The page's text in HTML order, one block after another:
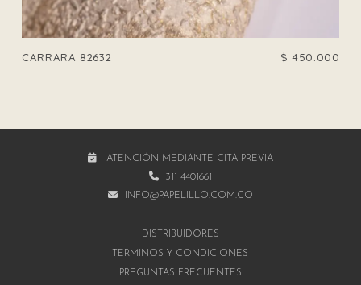
CARRARA 82632 $ 450.000
ATENCIÓN MEDIANTE CITA PREVIA
311 4401661
INFO@PAPELILLO.COM.CO
DISTRIBUIDORES
TÉRMINOS Y CONDICIONES
PREGUNTAS FRECUENTES